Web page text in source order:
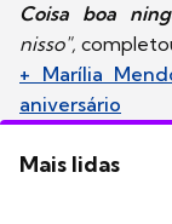
Coisa boa
nisso",
+ Marília
aniversário
Mais lidas